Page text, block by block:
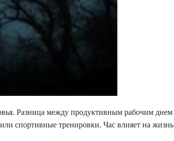
Разница между продуктивным рабочим днем
спортивные тренировки. Час влияет на жизнь